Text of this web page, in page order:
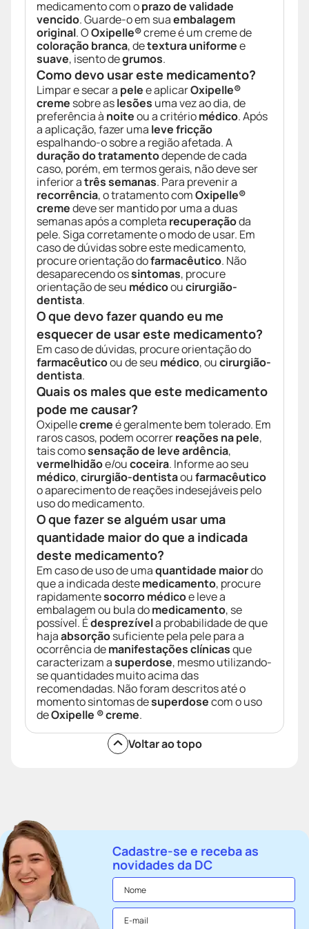
medicamento com oprazo de validade
vencido. Guarde-o em suaembalagem
original. OOxipelle®creme é um creme de
coloração branca, detextura uniformee
suave, isento degrumos.
Como devo usar este medicamento?
Limpar e secar a pelee aplicarOxipelle®
creme sobre aslesões uma vez ao dia, de
preferência à noiteou a critériomédico. Após
a aplicação, fazer uma leve fricção
espalhando-o sobre a região afetada. A
duração do tratamentodepende de cada
caso, porém, em termos gerais, não deve ser
inferior atrês semanas. Para prevenir a
recorrência, o tratamento comOxipelle®
cremedeve ser mantido por uma a duas
semanas após a completa recuperaçãoda
pele. Siga corretamente o modo de usar. Em
caso de dúvidas sobre este medicamento,
procure orientação dofarmacêutico. Não
desaparecendo ossintomas, procure
orientação de seu médicooucirurgião-
dentista.
O que devo fazer quando eu me
esquecer de usar este medicamento?
Em caso de dúvidas, procure orientação do
farmacêuticoou de seu médico, oucirurgião-
dentista.
Quais os males que este medicamento
pode me causar?
Oxipellecremeé geralmente bem tolerado. Em
raros casos, podem ocorrerreações na pele,
tais comosensação de leve ardência,
vermelhidãoe/oucoceira. Informe ao seu
médico,cirurgião-dentistaoufarmacêutico
o aparecimento de reações indesejáveis pelo
uso do medicamento.
O que fazer se alguém usar uma
quantidade maior do que a indicada
deste medicamento?
Em caso de uso de umaquantidade maiordo
que a indicada destemedicamento, procure
rapidamentesocorro médicoe leve a
embalagem ou bula domedicamento, se
possível. Édesprezívela probabilidade de que
hajaabsorçãosuficiente pela pele para a
ocorrência demanifestações clínicasque
caracterizam asuperdose, mesmo utilizando-
se quantidades muito acima das
recomendadas. Não foram descritos até o
momento sintomas desuperdosecom o uso
deOxipelle ® creme.
Voltar ao topo
Cadastre-se e receba as
novidades da DC